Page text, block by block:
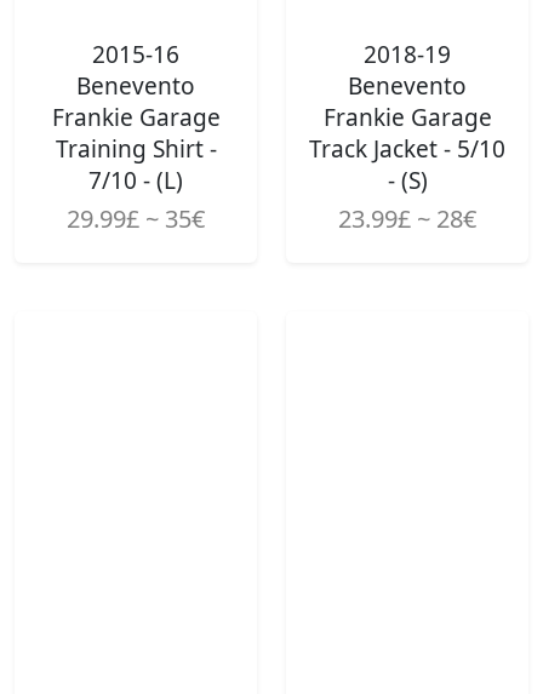
2015-16
Benevento
Frankie Garage
Training Shirt -
7/10 - (L)
29.99£ ~ 35€
2018-19
Benevento
Frankie Garage
Track Jacket - 5/10
- (S)
23.99£ ~ 28€